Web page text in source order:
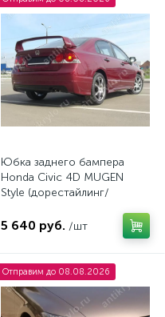
Юбка заднего бампера
Honda Civic 4D MUGEN
Style (дорестайлинг/
5 640 руб. /шт
Отправим до 08.08.2026